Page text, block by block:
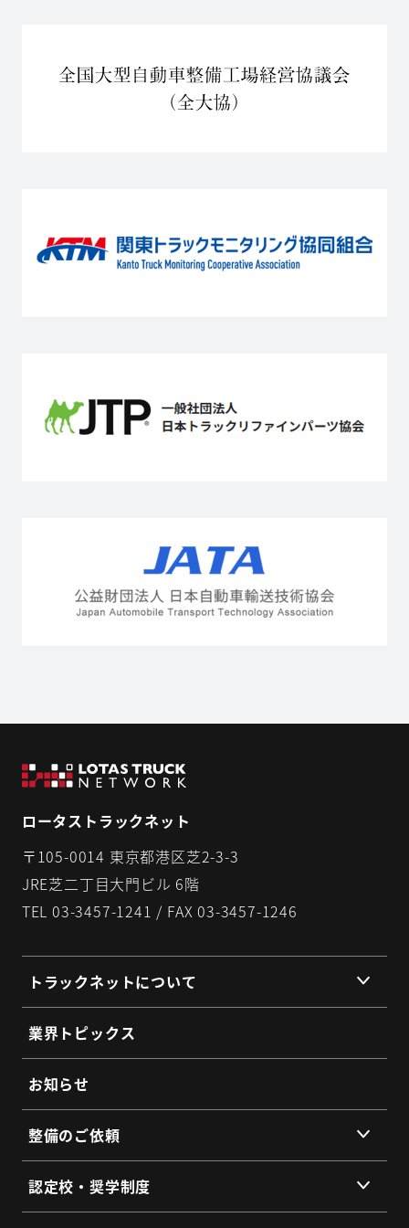
ロータストラックネット
〒105-0014 東京都港区芝2-3-3
JRE芝二丁目大門ビル 6階
TEL 03-3457-1241 / FAX 03-3457-1246
トラックネットについて
組織理念
組織概要
代表挨拶
提携企業・団体一覧
総会・地区会・研修会
会員同士のネットワークづくり
SDGs宣言
業界トピックス
お知らせ
整備のご依頼
提供サービス
サービス拠点
認定校・奨学制度